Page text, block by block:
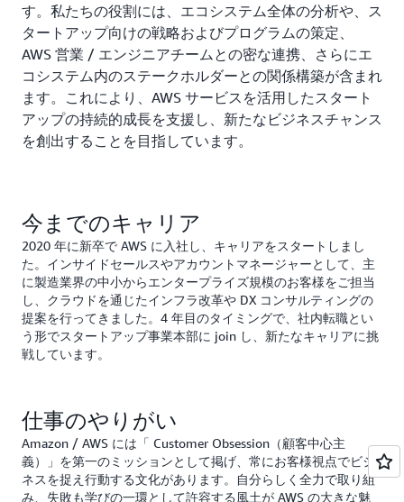
す。私たちの役割には、エコシステム全体の分析や、ス
タートアップ向けの戦略およびプログラムの策定、
AWS 営業 / エンジニアチームとの密な連携、さらにエ
コシステム内のステークホルダーとの関係構築が含まれ
ます。これにより、AWS サービスを活用したスタート
アップの持続的成長を支援し、新たなビジネスチャンス
を創出することを目指しています。
今までのキャリア
2020 年に新卒で AWS に入社し、キャリアをスタートしまし
た。インサイドセールスやアカウントマネージャーとして、主
に製造業界の中小からエンタープライズ規模のお客様をご担当
し、クラウドを通じたインフラ改革や DX コンサルティングの
提案を行ってきました。4 年目のタイミングで、社内転職とい
う形でスタートアップ事業本部に join し、新たなキャリアに挑
戦しています。
仕事のやりがい
Amazon / AWS には「 Customer Obsession（顧客中心主
義）」を第一のミッションとして掲げ、常にお客様視点でビジ
ネスを捉え行動する文化があります。自分らしく全力で取り組
み、失敗も学びの一環として許容する風土が AWS の大きな魅